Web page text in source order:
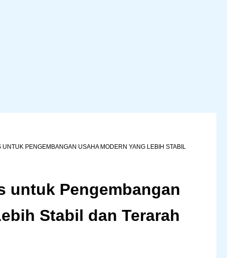
UNTUK PENGEMBANGAN USAHA MODERN YANG LEBIH STABIL
untuk Pengembangan
Stabil dan Terarah